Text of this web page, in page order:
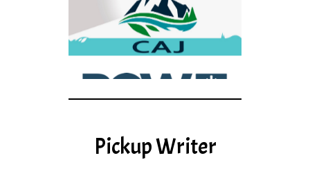
Pickup Writer